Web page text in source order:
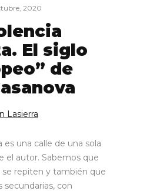
2020
El siglo
de
Lasierra
es una calle de una sola
el autor. Sabemos que
se repiten y también que
secundarias, con